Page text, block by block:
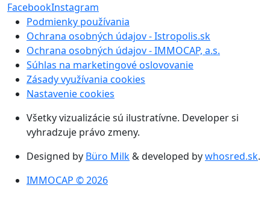
FacebookInstagram
Podmienky používania
Ochrana osobných údajov - Istropolis.sk
Ochrana osobných údajov - IMMOCAP, a.s.
Súhlas na marketingové oslovovanie
Zásady využívania cookies
Nastavenie cookies
Všetky vizualizácie sú ilustratívne. Developer si
vyhradzuje právo zmeny.
Designed by Büro Milk& developed bywhosred.sk.
IMMOCAP © 2026